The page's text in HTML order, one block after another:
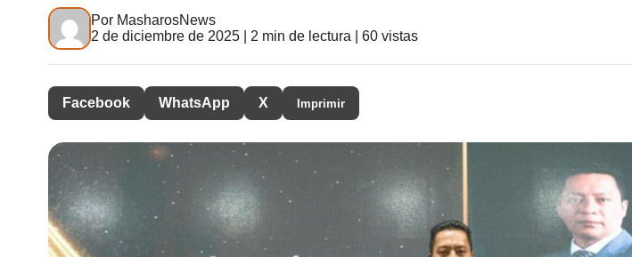
Por MasharosNews
2 de diciembre de 2025 | 2 min de lectura | 60 vistas
Facebook WhatsApp X Imprimir